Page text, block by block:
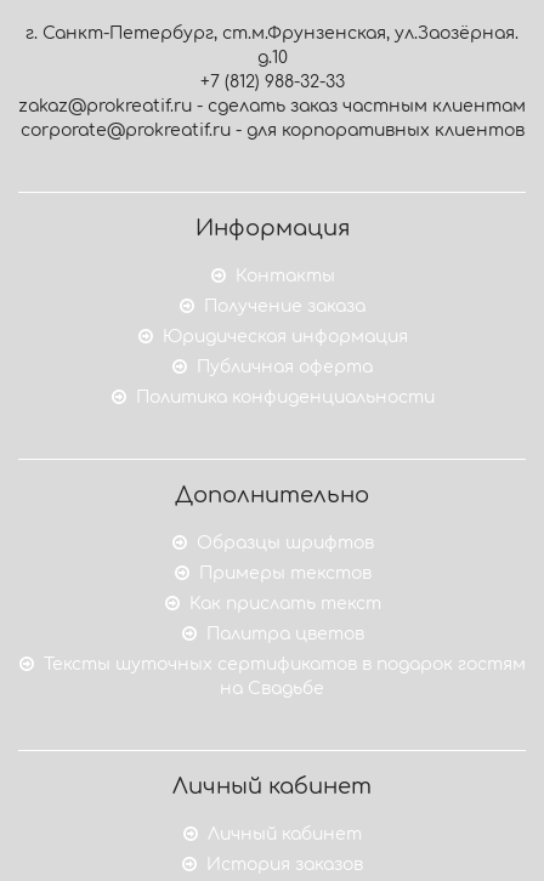
г. Санкт-Петербург, ст.м.Фрунзенская, ул.Заозёрная.
д.10
+7 (812) 988-32-33
zakaz@prokreatif.ru - сделать заказ частным клиентам
corporate@prokreatif.ru - для корпоративных клиентов
Информация
Контакты
Получение заказа
Юридическая информация
Публичная оферта
Политика конфиденциальности
Дополнительно
Образцы шрифтов
Примеры текстов
Как прислать текст
Палитра цветов
Тексты шуточных сертификатов в подарок гостям
на Свадьбе
Личный кабинет
Личный кабинет
История заказов